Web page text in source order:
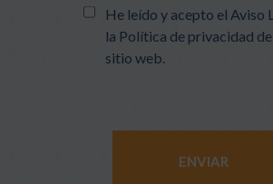
He leído y acepto el Aviso
la Política de privacidad
sitio web.